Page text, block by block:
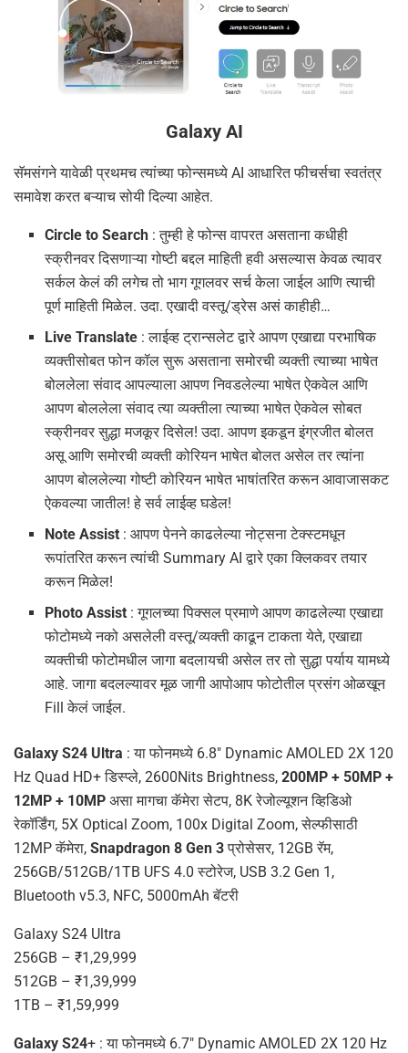
Galaxy AI
सॅमसंगने यावेळी प्रथमच त्यांच्या फोन्समध्ये AI आधारित फीचर्सचा स्वतंत्र
समावेश करत बऱ्याच सोयी दिल्या आहेत.
Circle to Search : तुम्ही हे फोन्स वापरत असताना कधीही
स्क्रीनवर दिसणाऱ्या गोष्टी बद्दल माहिती हवी असल्यास केवळ त्यावर
सर्कल केलं की लगेच तो भाग गूगलवर सर्च केला जाईल आणि त्याची
पूर्ण माहिती मिळेल. उदा. एखादी वस्तू/ड्रेस असं काहीही…
Live Translate : लाईव्ह ट्रान्सलेट द्वारे आपण एखाद्या परभाषिक
व्यक्तीसोबत फोन कॉल सुरू असताना समोरची व्यक्ती त्याच्या भाषेत
बोललेला संवाद आपल्याला आपण निवडलेल्या भाषेत ऐकवेल आणि
आपण बोललेला संवाद त्या व्यक्तीला त्याच्या भाषेत ऐकवेल सोबत
स्क्रीनवर सुद्धा मजकूर दिसेल! उदा. आपण इकडून इंग्रजीत बोलत
असू आणि समोरची व्यक्ती कोरियन भाषेत बोलत असेल तर त्यांना
आपण बोललेल्या गोष्टी कोरियन भाषेत भाषांतरित करून आवाजासकट
ऐकवल्या जातील! हे सर्व लाईव्ह घडेल!
Note Assist : आपण पेनने काढलेल्या नोट्सना टेक्स्टमधून
रूपांतरित करून त्यांची Summary AI द्वारे एका क्लिकवर तयार
करून मिळेल!
Photo Assist : गूगलच्या पिक्सल प्रमाणे आपण काढलेल्या एखाद्या
फोटोमध्ये नको असलेली वस्तू/व्यक्ती काढून टाकता येते, एखाद्या
व्यक्तीची फोटोमधील जागा बदलायची असेल तर तो सुद्धा पर्याय यामध्ये
आहे. जागा बदलल्यावर मूळ जागी आपोआप फोटोतील प्रसंग ओळखून
Fill केलं जाईल.
Galaxy S24 Ultra : या फोनमध्ये 6.8″ Dynamic AMOLED 2X 120
Hz Quad HD+ डिस्प्ले, 2600Nits Brightness, 200MP + 50MP +
12MP + 10MP असा मागचा कॅमेरा सेटप, 8K रेजोल्यूशन व्हिडिओ
रेकॉर्डिंग, 5X Optical Zoom, 100x Digital Zoom, सेल्फीसाठी
12MP कॅमेरा, Snapdragon 8 Gen 3प्रोसेसर, 12GB रॅम,
256GB/512GB/1TB UFS 4.0 स्टोरेज, USB 3.2 Gen 1,
Bluetooth v5.3, NFC, 5000mAh बॅटरी
Galaxy S24 Ultra
256GB – ₹1,29,999
512GB – ₹1,39,999
1TB – ₹1,59,999
Galaxy S24+ : या फोनमध्ये 6.7″ Dynamic AMOLED 2X 120 Hz